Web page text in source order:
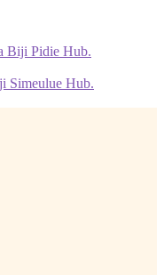
Biji Pidie Hub.
Simeulue Hub.